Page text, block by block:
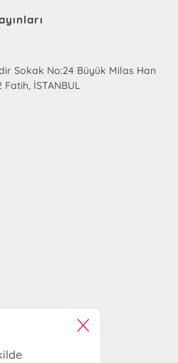
Sokak No:24 Büyük Milas Han
İSTANBUL